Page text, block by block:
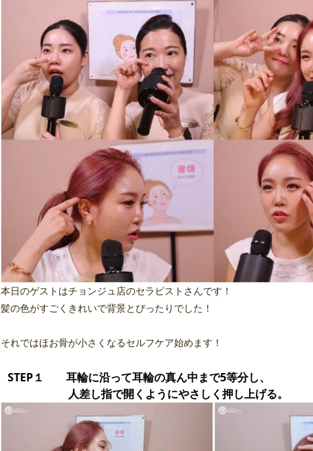
本日のゲストはチョンジュ店のセラピストさんです！
髪の色がすごくきれいで背景とぴったりでした！
それではほお骨が小さくなるセルフケア始めます！
STEP１ 耳輪に沿って耳輪の真ん中まで5等分し、
人差し指で開くようにやさしく押し上げる。